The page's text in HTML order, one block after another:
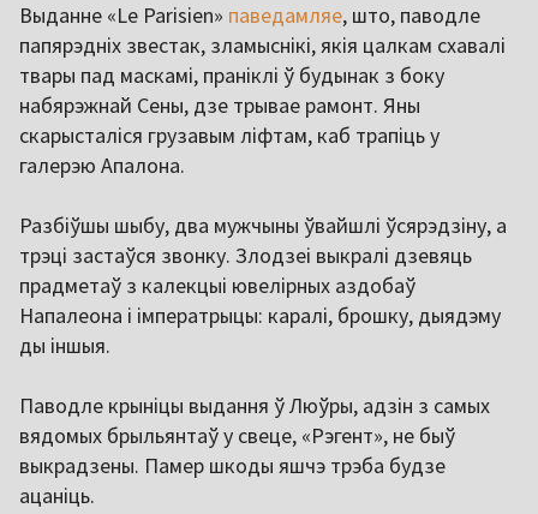
Выданне «Le Parisien» паведамляе, што, паводле
папярэдніх звестак, зламыснікі, якія цалкам схавалі
твары пад маскамі, праніклі ў будынак з боку
набярэжнай Сены, дзе трывае рамонт. Яны
скарысталіся грузавым ліфтам, каб трапіць у
галерэю Апалона.
Разбіўшы шыбу, два мужчыны ўвайшлі ўсярэдзіну, а
трэці застаўся звонку. Злодзеі выкралі дзевяць
прадметаў з калекцыі ювелірных аздобаў
Напалеона і імператрыцы: каралі, брошку, дыядэму
ды іншыя.
Паводле крыніцы выдання ў Люўры, адзін з самых
вядомых брыльянтаў у свеце, «Рэгент», не быў
выкрадзены. Памер шкоды яшчэ трэба будзе
ацаніць.